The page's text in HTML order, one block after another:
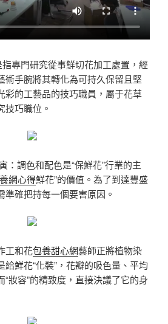
指專門研究從事鮮切花加工處置，經
術手腕將其轉化為可持久保留且堅
彩的工藝品的技巧職員，屬于花草
技巧職位。
：調色和配色是“保鮮花”行業的主
網心得鮮花”的價值。為了到達豐盛
準確把持每一個要害原因。
工和花包養甜心網藝師正將植物染
鮮花“化裝”，花瓣的吸色量、平均
妝容”的精致度，直接決議了它的身